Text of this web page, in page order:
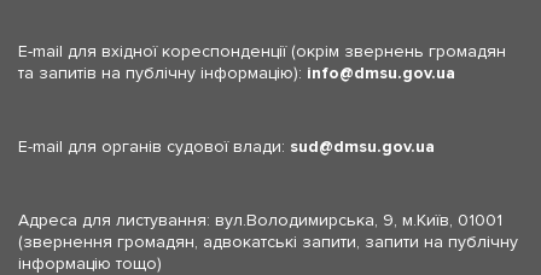
E-mail для вхідної кореспонденції (окрім звернень громадян
та запитів на публічну інформацію): info dmsu.gov.ua
E-mail для органів судової влади: sud dmsu.gov.ua
Адреса для листування: вул.Володимирська, 9, м.Київ, 01001
(звернення громадян, адвокатські запити, запити на публічну
інформацію тощо)